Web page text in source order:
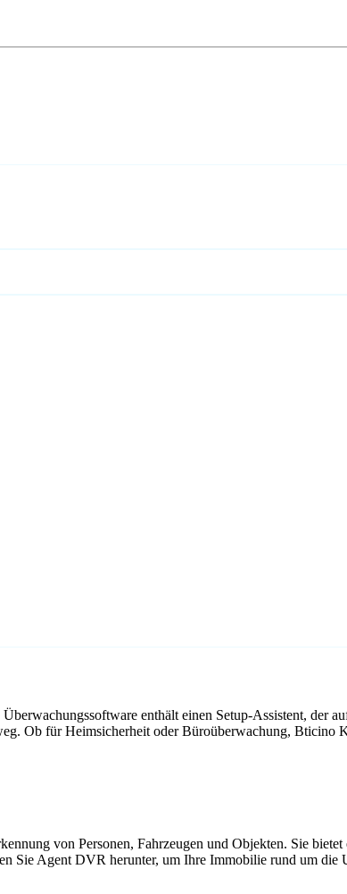
enthält einen Setup-Assistent, der
Ob für Heimsicherheit oder Büroüberwachung, Bticino
von Personen, Fahrzeugen und Objekten. Sie
Sie Agent DVR herunter, um Ihre Immobilie rund um die